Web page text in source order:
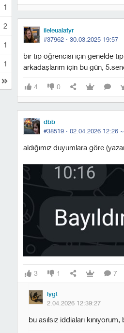
1
2
1
1
ileleualatyr
#37962 · 30.03.2025 19:57
bir tıp öğrencisi için genelde
arkadaşlarım için bu gün,
4 0
dbb
#38519 · 02.04.2026 12:26 ~
aldığımız duyumlara göre
3 1 7
lygt
2.04.2026 12:39:27
bu asılsız iddiaları